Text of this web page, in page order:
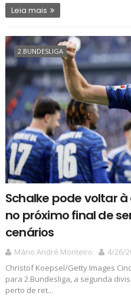
Leia mais
2.BUNDESLIGA
Schalke pode voltar
no próximo final de
cenários
Mário André Monteiro
4/26/
Christof Koepsel/Getty Images
para 2.Bundesliga, a segunda
perto de ret...